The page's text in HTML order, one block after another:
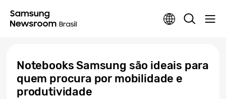
Notebooks Samsung são ideais para
quem procura por mobilidade e
produtividade